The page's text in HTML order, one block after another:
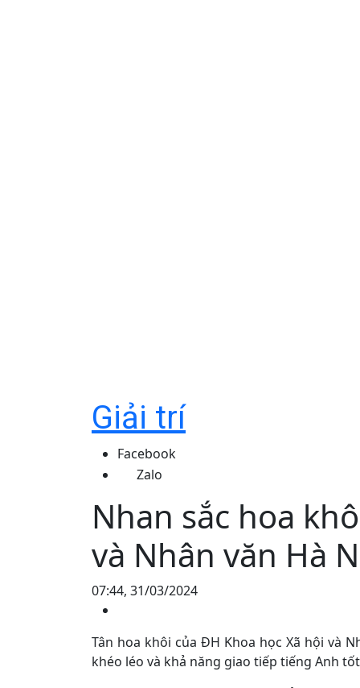
Giải trí
Facebook
Zalo
Nhan sắc hoa
và Nhân văn Hà
07:44, 31/03/2024
Tân hoa khôi của ĐH Khoa học Xã hội và
khéo léo và khả năng giao tiếp tiếng Anh